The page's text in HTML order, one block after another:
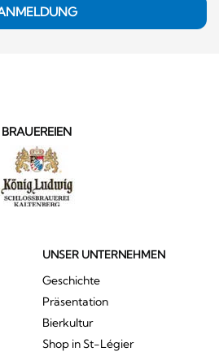
BRAUEREIEN
UNSER UNTERNEHMEN
Geschichte
Präsentation
Bierkultur
Shop in St-Légier